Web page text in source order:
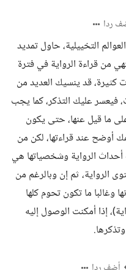
ردا
التخييلية، حاول تمديد
من قراءة الرواية في فترة
كثيرة، قد ينسيك العديد من
فيعسر عليك التذكر، كما يجب
على ما قيل عنها، حتى يكون
أوضح عند قراءتها، لكن من
أحداث الرواية وشخصياتها هي
ثم إن وبالرغم من
وغالبا ما تكون تحوم كلها
إذا أمكنت الوصول إليه